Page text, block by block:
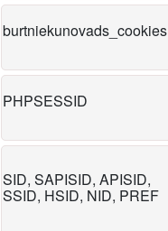
burtniekunovads_cookies
PHPSESSID
SID, SAPISID, APISID,
SSID, HSID, NID, PREF